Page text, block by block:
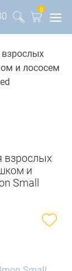
0
взрослых
и лососем
взрослых
и
Small